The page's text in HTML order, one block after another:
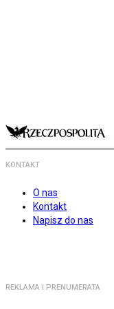
KONTAKT
O nas
Kontakt
Napisz do nas
REKLAMA I PRENUMERATA